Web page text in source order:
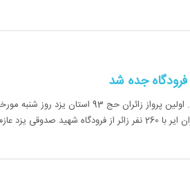
روابط عمومی دفتر حج و زیارت استا ن یزد گزارش داد . اولین پرواز زائران حج 93 استان یزد روز
29/6/93 ساعت15و 50دقیقه با یک فروند هواپيمای ایران ایر با 260 نفر زائر از فرودگاه شهید صدوقی یزد